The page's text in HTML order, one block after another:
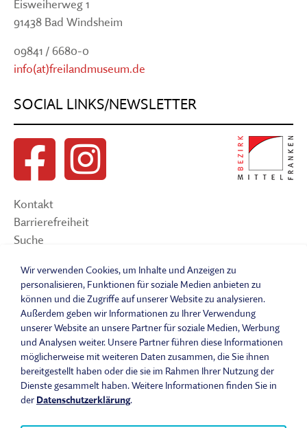
Eisweiherweg 1
91438 Bad Windsheim
09841 / 6680-0
info(at)freilandmuseum.de
SOCIAL LINKS/NEWSLETTER
Kontakt
Barrierefreiheit
Suche
Impressum
Datenschutzerklärung
Barrierefreiheitserklärung
Leichte Sprache
Widerrufsbelehrung
Vertrag widerrufen
AGB
Benutzungsordnung
Wir verwenden Cookies, um Inhalte und Anzeigen zu
personalisieren, Funktionen für soziale Medien anbieten zu
können und die Zugriffe auf unserer Website zu analysieren.
Außerdem geben wir Informationen zu Ihrer Verwendung
unserer Website an unsere Partner für soziale Medien, Werbung
und Analysen weiter. Unsere Partner führen diese Informationen
möglicherweise mit weiteren Daten zusammen, die Sie ihnen
bereitgestellt haben oder die sie im Rahmen Ihrer Nutzung der
Dienste gesammelt haben. Weitere Informationen finden Sie in
der Datenschutzerklärung.